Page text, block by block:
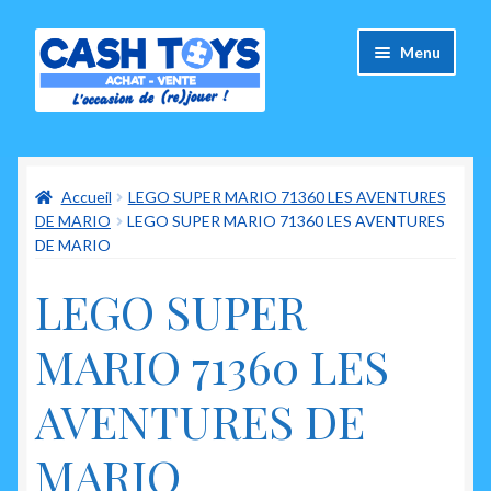
Aller
à
Aller
au
contenu
Menu
Carte Cadeau
Panier
Mes commandes
Mon compte
A propos de nous
Accueil
LEGO SUPER MARIO 71360 LES AVENTURES
DE MARIO
LEGO SUPER MARIO 71360 LES AVENTURES
DE MARIO
LEGO SUPER
MARIO 71360 LES
AVENTURES DE
MARIO